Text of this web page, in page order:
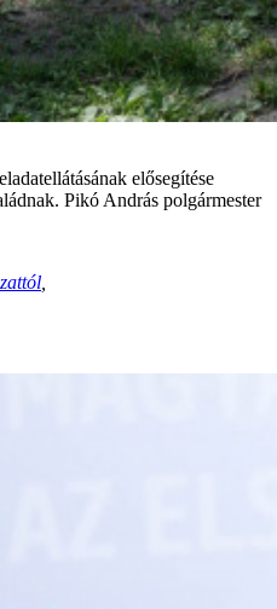
elősegítése
Pikó András polgármester